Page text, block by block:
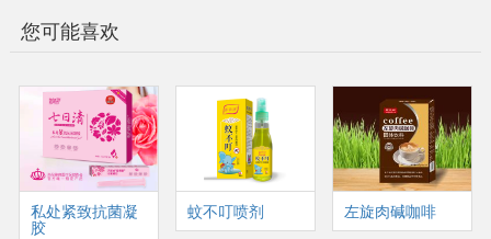
您可能喜欢
私处紧致抗菌凝
胶
蚊不叮喷剂 左旋肉碱咖啡